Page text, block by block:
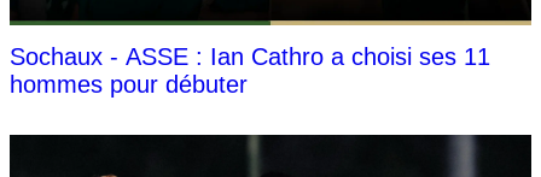
Sochaux - ASSE : Ian Cathro a choisi ses 11
hommes pour débuter